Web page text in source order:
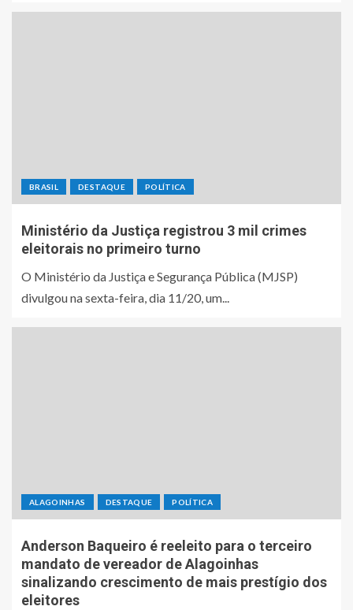
BRASIL DESTAQUE POLÍTICA
Ministério da Justiça registrou 3 mil crimes
eleitorais no primeiro turno
O Ministério da Justiça e Segurança Pública (MJSP)
divulgou na sexta-feira, dia 11/20, um...
ALAGOINHAS DESTAQUE POLÍTICA
Anderson Baqueiro é reeleito para o terceiro
mandato de vereador de Alagoinhas
sinalizando crescimento de mais prestígio dos
eleitores